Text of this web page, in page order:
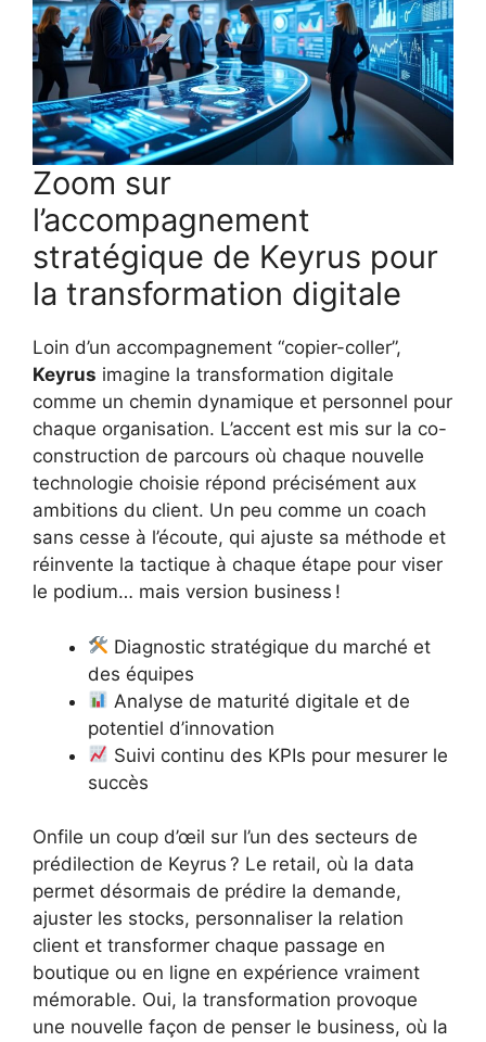
Zoom sur
l’accompagnement
stratégique de Keyrus pour
la transformation digitale
Loin d’un accompagnement “copier-coller”,
Keyrus imagine la transformation digitale
comme un chemin dynamique et personnel pour
chaque organisation. L’accent est mis sur la co-
construction de parcours où chaque nouvelle
technologie choisie répond précisément aux
ambitions du client. Un peu comme un coach
sans cesse à l’écoute, qui ajuste sa méthode et
réinvente la tactique à chaque étape pour viser
le podium… mais version business !
Diagnostic stratégique du marché et
des équipes
Analyse de maturité digitale et de
potentiel d’innovation
Suivi continu des KPIs pour mesurer le
succès
Onfile un coup d’œil sur l’un des secteurs de
prédilection de Keyrus ? Le retail, où la data
permet désormais de prédire la demande,
ajuster les stocks, personnaliser la relation
client et transformer chaque passage en
boutique ou en ligne en expérience vraiment
mémorable. Oui, la transformation provoque
une nouvelle façon de penser le business, où la